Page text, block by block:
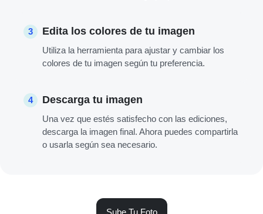
3 Edita los colores de tu imagen
Utiliza la herramienta para ajustar y cambiar los
colores de tu imagen según tu preferencia.
4 Descarga tu imagen
Una vez que estés satisfecho con las ediciones,
descarga la imagen final. Ahora puedes compartirla
o usarla según sea necesario.
Sube Tu Foto